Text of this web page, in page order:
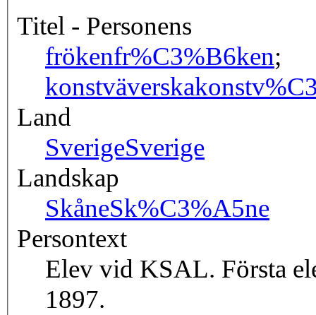
Titel - Personens
frökenfr%C3%B6ken;
konstväverska
Land
SverigeSverige
Landskap
SkåneSk%C3%A5ne
Persontext
Elev vid KSAL. Första
1897.